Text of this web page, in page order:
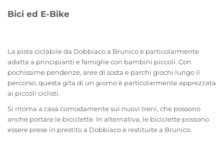
Bici ed E-Bike
La pista ciclabile da Dobbiaco a Brunico è particolarmente
adatta a principianti e famiglie con bambini piccoli. Con
pochissime pendenze, aree di sosta e parchi giochi lungo il
percorso, questa gita di un giorno è particolarmente apprezzata
ai piccoli ciclisti.
Si ritorna a casa comodamente sui nuovi treni, che possono
anche portare le biciclette. In alternativa, le biciclette possono
essere prese in prestito a Dobbiaco e restituite a Brunico.